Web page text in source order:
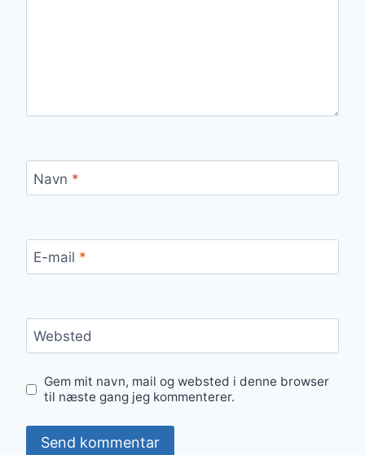
Navn *
E-mail *
Websted
Gem mit navn, mail og websted i denne browser
til næste gang jeg kommenterer.